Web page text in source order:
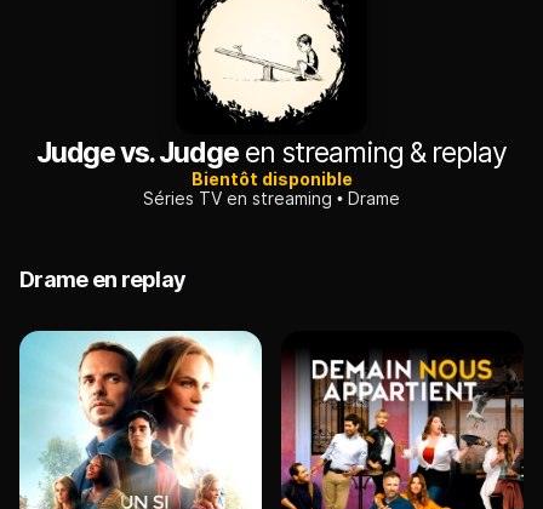
Judge vs. Judgeen streaming & replay
Bientôt disponible
Séries TV en streaming
Drame
Drame en replay